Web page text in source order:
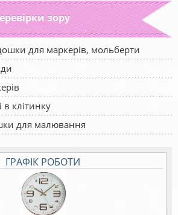
зору
для маркерів, мольберти
клітинку
для малювання
ГРАФІК РОБОТИ